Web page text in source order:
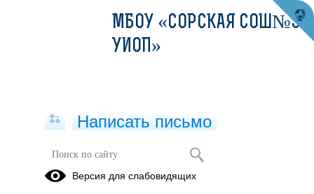
Питание
МБОУ «СОРСКАЯ СОШ№3 С
УИОП»
Написать письмо
Версия для слабовидящих